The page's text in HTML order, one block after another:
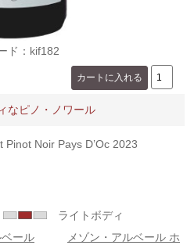
ド：kif182
なピノ・ノワール
Pinot Noir Pays D’Oc 2023
ライトボディ
ベール
メゾン・アルベール ホ